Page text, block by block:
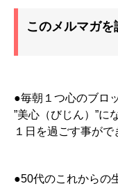
このメルマガ
●毎朝１つ心のブロ
”美心（びじん）”に
１日を過ごす事がで
●50代のこれからの